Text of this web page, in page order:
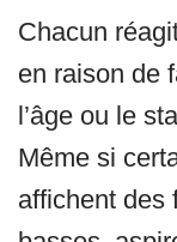
Chacun
en raison de
l’âge ou le
Même si
affichent des